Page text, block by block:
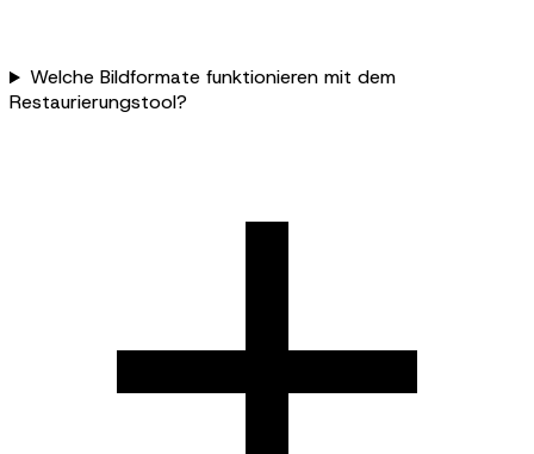
Welche Bildformate funktionieren mit dem
Restaurierungstool?